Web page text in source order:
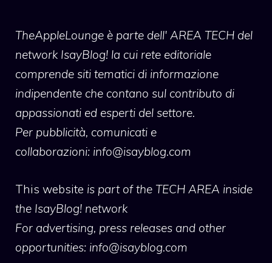
TheAppleLounge è parte dell' AREA TECH del
network IsayBlog! la cui rete editoriale
comprende siti tematici di informazione
indipendente che contano sul contributo di
appassionati ed esperti del settore.
Per pubblicità, comunicati e
collaborazioni: info@isayblog.com
This website is part of the TECH AREA inside
the IsayBlog! network
For advertising, press releases and other
opportunities: info@isayblog.com